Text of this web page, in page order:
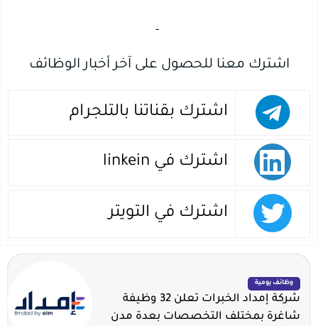
-‏
اشترك معنا للحصول على آخر أخبار الوظائف
اشترك بقناتنا بالتلجرام
اشترك في linkein
اشترك في التويتر
وظائف يومية
شركة إمداد الخبرات تعلن 32 وظيفة
شاغرة بمختلف التخصصات بعدة مدن